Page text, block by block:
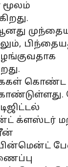
மூலம்
கொண்ட
க்ளஸ்டர்